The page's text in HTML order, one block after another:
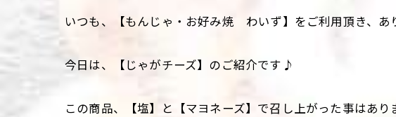
いつも、【もんじゃ・お好み焼 わいず】をご利用頂き、あ
今日は、【じゃがチーズ】のご紹介です♪
この商品、【塩】と【マヨネーズ】で召し上がった事はあ